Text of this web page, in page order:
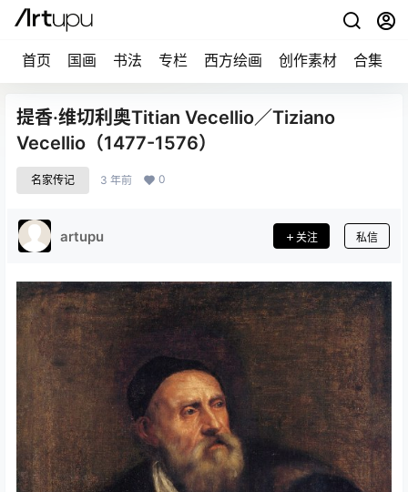
首页 国画 书法 专栏 西方绘画 创作素材 合集
提香·维切利奥Titian Vecellio／Tiziano
Vecellio（1477-1576）
名家传记 3 年前 0
artupu 关注 私信